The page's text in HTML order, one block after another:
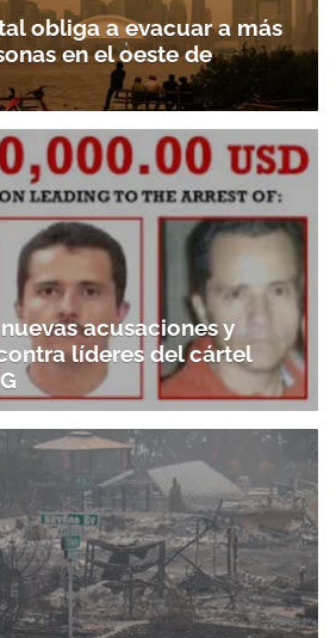
obliga a evacuar a más
en el oeste de
acusaciones y
líderes del cártel